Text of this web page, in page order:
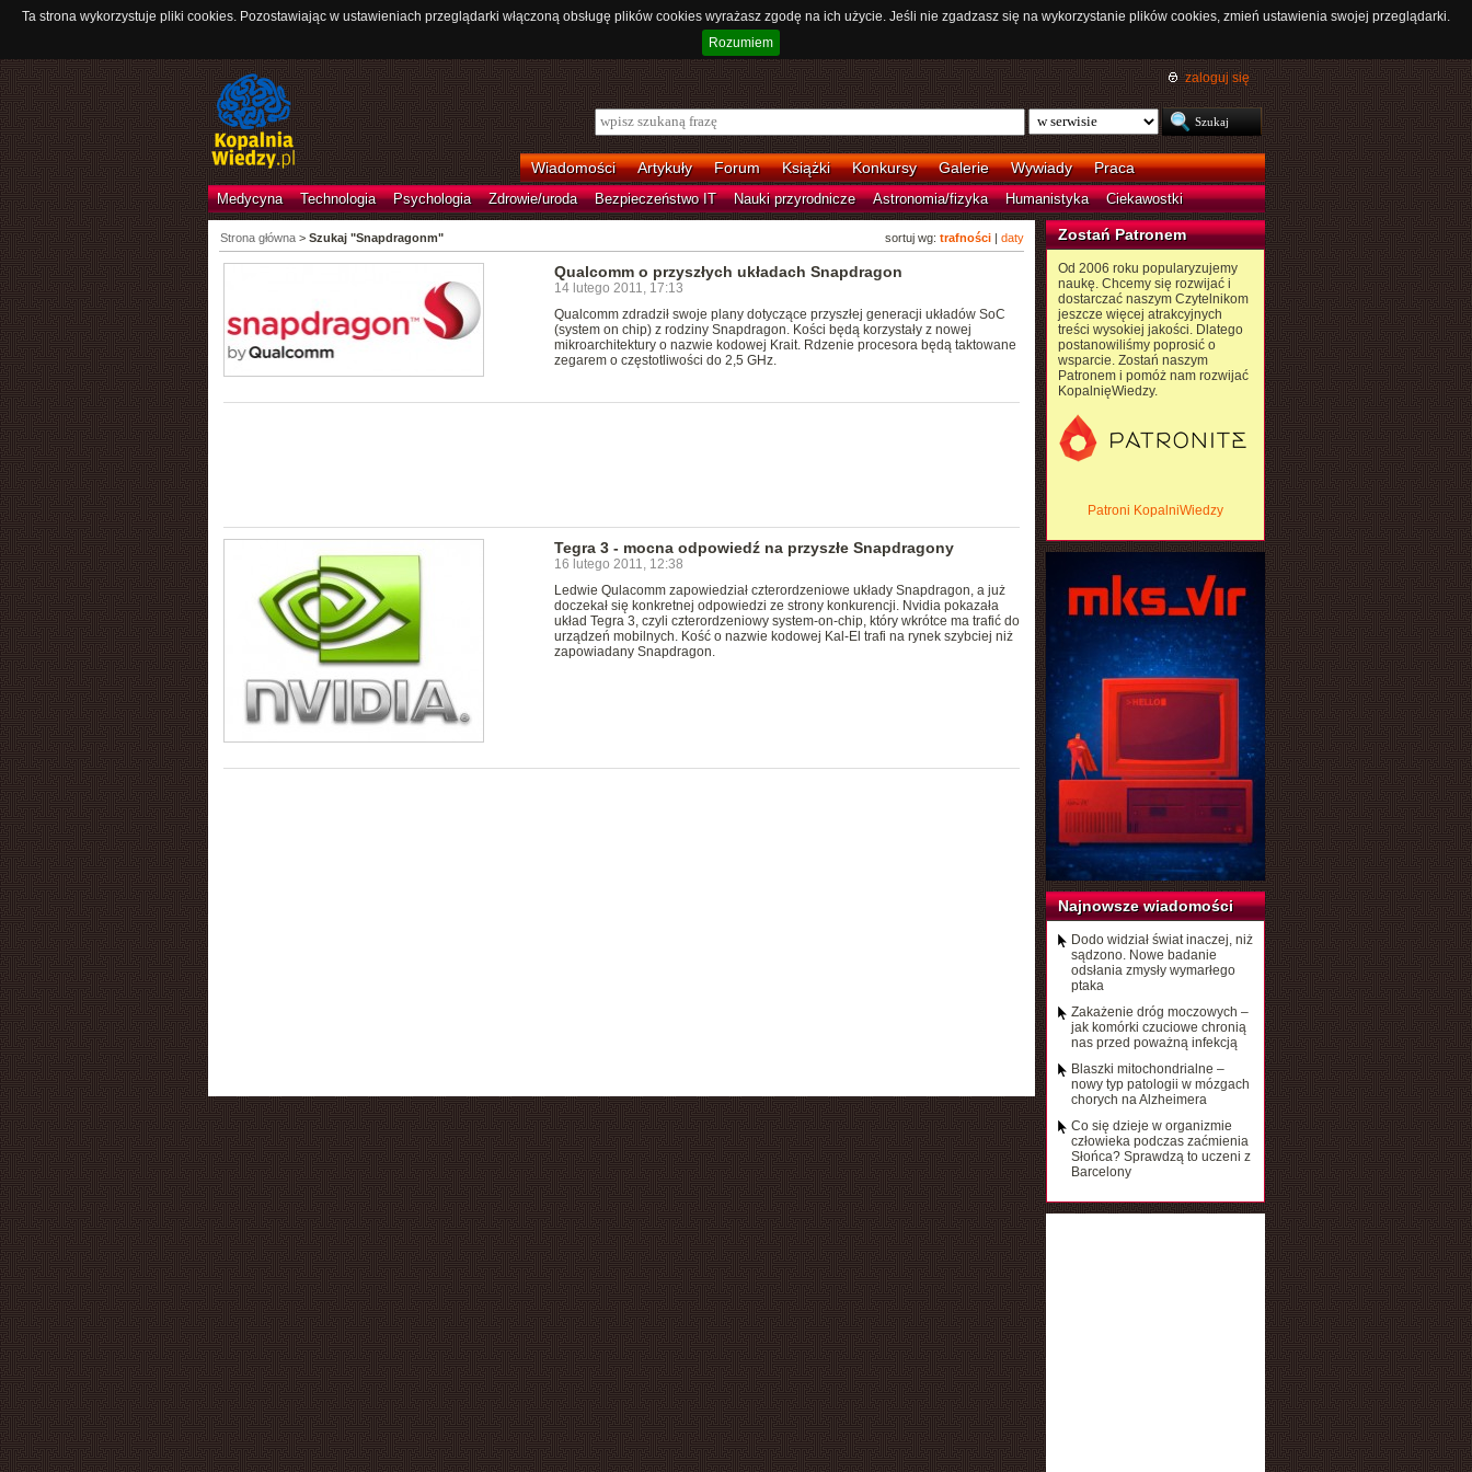
Ta strona wykorzystuje pliki cookies. Pozostawiając w ustawieniach przeglądarki włączoną obsługę plików cookies wyrażasz zgodę na ich użycie. Jeśli nie zgadzasz się na wykorzystanie plików cookies, zmień ustawienia swojej przeglądarki.
Rozumiem
zaloguj się
Wiadomości Artykuły Forum Książki Konkursy Galerie Wywiady Praca
Medycyna Technologia Psychologia Zdrowie/uroda Bezpieczeństwo IT Nauki przyrodnicze Astronomia/fizyka Humanistyka Ciekawostki
sortuj wg: trafności| daty
Strona główna> Szukaj "Snapdragonm"
Qualcomm o przyszłych układach Snapdragon
14 lutego 2011, 17:13
Qualcomm zdradził swoje plany dotyczące przyszłej generacji układów SoC
(system on chip) z rodziny Snapdragon. Kości będą korzystały z nowej
mikroarchitektury o nazwie kodowej Krait. Rdzenie procesora będą taktowane
zegarem o częstotliwości do 2,5 GHz.
Tegra 3 - mocna odpowiedź na przyszłe Snapdragony
16 lutego 2011, 12:38
Ledwie Qulacomm zapowiedział czterordzeniowe układy Snapdragon, a już
doczekał się konkretnej odpowiedzi ze strony konkurencji. Nvidia pokazała
układ Tegra 3, czyli czterordzeniowy system-on-chip, który wkrótce ma trafić do
urządzeń mobilnych. Kość o nazwie kodowej Kal-El trafi na rynek szybciej niż
zapowiadany Snapdragon.
Zostań Patronem
Od 2006 roku popularyzujemy
naukę. Chcemy się rozwijać i
dostarczać naszym Czytelnikom
jeszcze więcej atrakcyjnych
treści wysokiej jakości. Dlatego
postanowiliśmy poprosić o
wsparcie. Zostań naszym
Patronem i pomóż nam rozwijać
KopalnięWiedzy.
Patroni KopalniWiedzy
Najnowsze wiadomości
Dodo widział świat inaczej, niż
sądzono. Nowe badanie
odsłania zmysły wymarłego
ptaka
Zakażenie dróg moczowych –
jak komórki czuciowe chronią
nas przed poważną infekcją
Blaszki mitochondrialne –
nowy typ patologii w mózgach
chorych na Alzheimera
Co się dzieje w organizmie
człowieka podczas zaćmienia
Słońca? Sprawdzą to uczeni z
Barcelony